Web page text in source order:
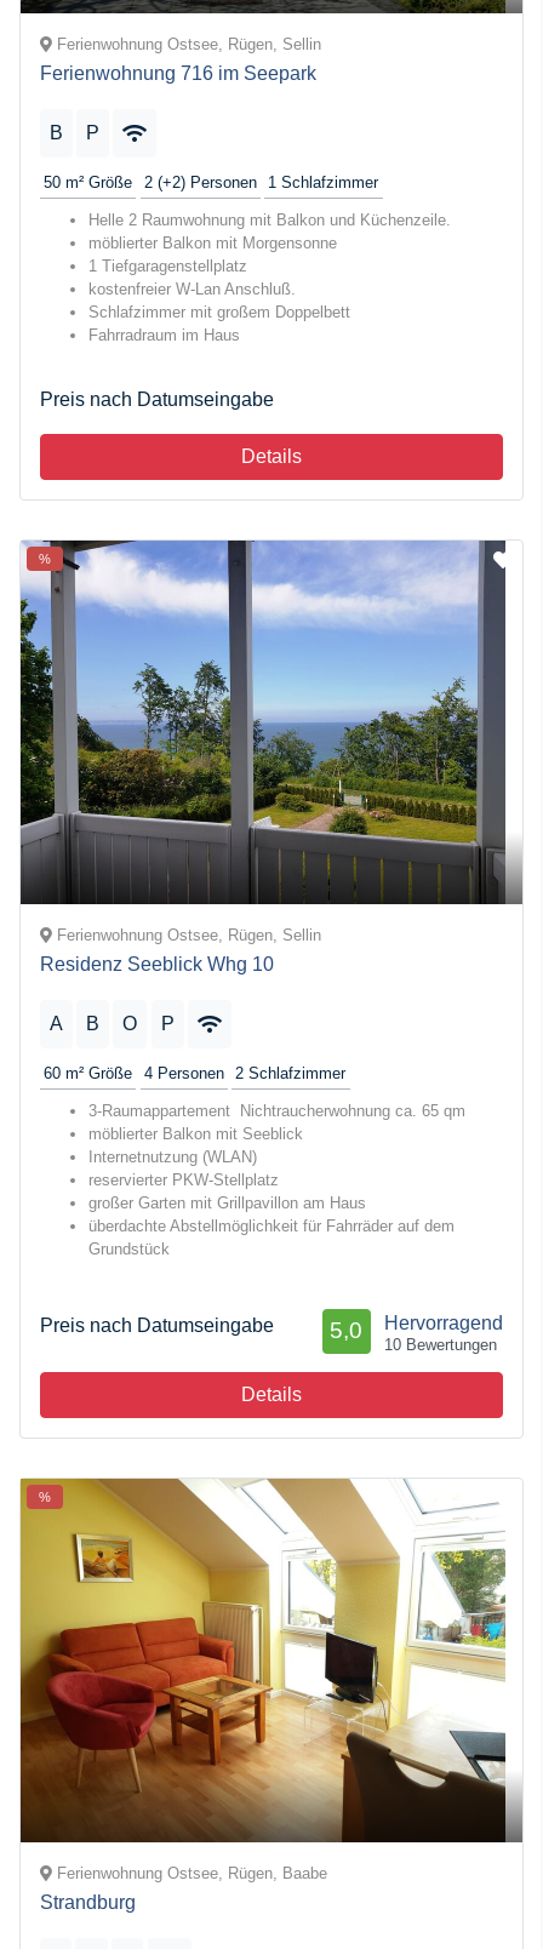
Ferienwohnung Ostsee, Rügen, Sellin
Ferienwohnung 716 im Seepark
B P
50 m² Größe 2 (+2) Personen 1 Schlafzimmer
Helle 2 Raumwohnung mit Balkon und Küchenzeile.
möblierter Balkon mit Morgensonne
1 Tiefgaragenstellplatz
kostenfreier W-Lan Anschluß.
Schlafzimmer mit großem Doppelbett
Fahrradraum im Haus
Preis nach Datumseingabe
Details
%
Ferienwohnung Ostsee, Rügen, Sellin
Residenz Seeblick Whg 10
A B O P
60 m² Größe 4 Personen 2 Schlafzimmer
3-Raumappartement Nichtraucherwohnung ca. 65 qm
möblierter Balkon mit Seeblick
Internetnutzung (WLAN)
reservierter PKW-Stellplatz
großer Garten mit Grillpavillon am Haus
überdachte Abstellmöglichkeit für Fahrräder auf dem
Grundstück
Preis nach Datumseingabe Hervorragend
5,0
10 Bewertungen
Details
%
Ferienwohnung Ostsee, Rügen, Baabe
Strandburg